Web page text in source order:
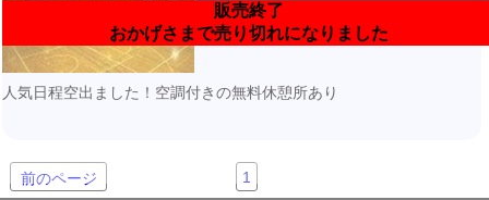
販売終了
おかげさまで売り切れになりました
人気日程空出ました！空調付きの無料休憩所あり
前のページ 1